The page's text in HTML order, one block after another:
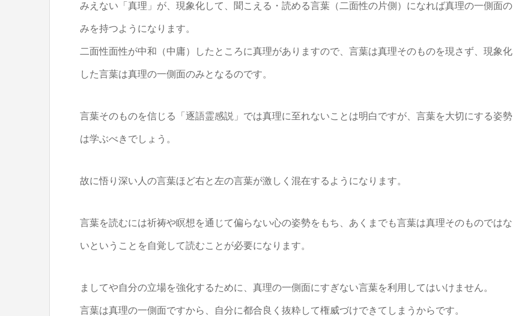
みえない「真理」が、現象化して、聞こえる・読める言葉（二面性の片側）になれば真理の一側面の
みを持つようになります。
二面性面性が中和（中庸）したところに真理がありますので、言葉は真理そのものを現さず、現象化
した言葉は真理の一側面のみとなるのです。
言葉そのものを信じる「逐語霊感説」では真理に至れないことは明白ですが、言葉を大切にする姿勢
は学ぶべきでしょう。
故に悟り深い人の言葉ほど右と左の言葉が激しく混在するようになります。
言葉を読むには祈祷や瞑想を通じて偏らない心の姿勢をもち、あくまでも言葉は真理そのものではな
いということを自覚して読むことが必要になります。
ましてや自分の立場を強化するために、真理の一側面にすぎない言葉を利用してはいけません。
言葉は真理の一側面ですから、自分に都合良く抜粋して権威づけできてしまうからです。